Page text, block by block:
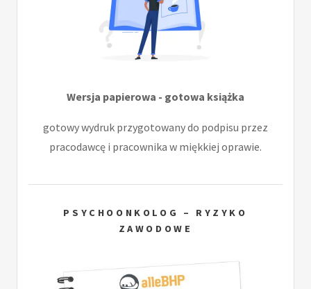
Wersja papierowa - gotowa książka
gotowy wydruk przygotowany do podpisu przez
pracodawcę i pracownika w miękkiej oprawie.
PSYCHOONKOLOG – RYZYKO
ZAWODOWE